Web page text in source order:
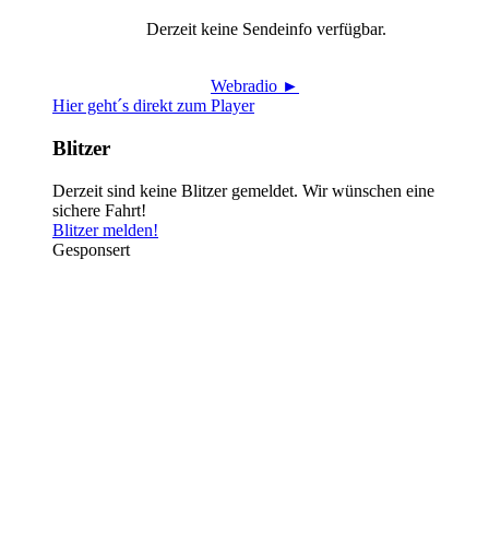
Derzeit keine Sendeinfo verfügbar.
Webradio ►
Hier geht´s direkt zum Player
Blitzer
Derzeit sind keine Blitzer gemeldet. Wir wünschen eine
sichere Fahrt!
Blitzer melden!
Gesponsert